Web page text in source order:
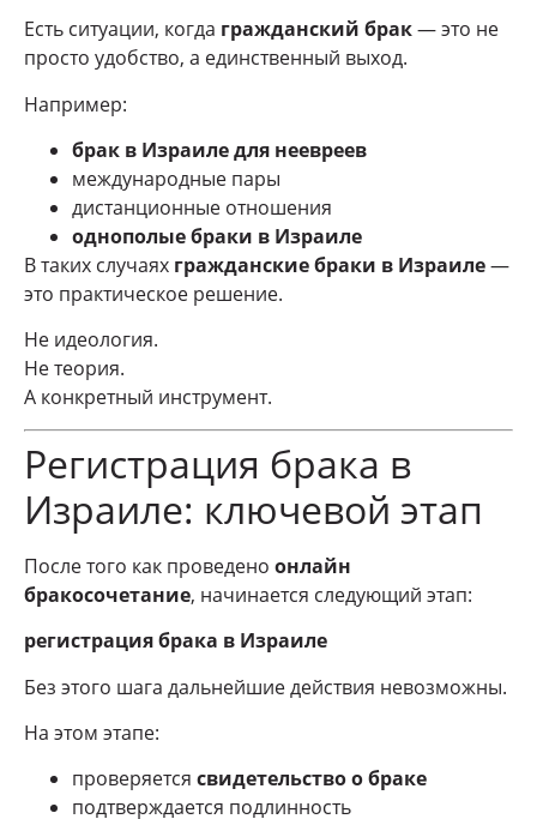
Есть ситуации, когда гражданский брак— это не
просто удобство, а единственный выход.
Например:
брак в Израиле для неевреев
международные пары
дистанционные отношения
однополые браки в Израиле
В таких случаях гражданские браки в Израиле—
это практическое решение.
Не идеология.
Не теория.
А конкретный инструмент.
Регистрация брака в
Израиле: ключевой этап
После того как проведено онлайн
бракосочетание, начинается следующий этап:
регистрация брака в Израиле
Без этого шага дальнейшие действия невозможны.
На этом этапе:
проверяется свидетельство о браке
подтверждается подлинность